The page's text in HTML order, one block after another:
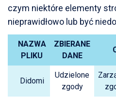
czym niektóre elementy
nieprawidłowo lub być
NAZWA
PLIKU
ZBIERANE
DANE
Didomi
Udzielone
zgody